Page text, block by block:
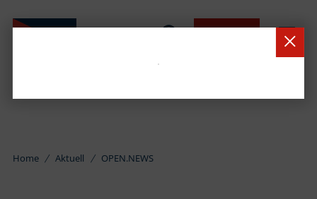
Home Aktuell OPEN.NEWS